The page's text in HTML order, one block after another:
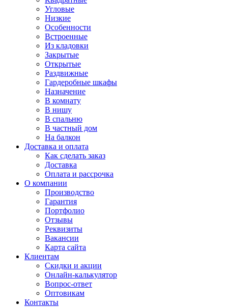
Угловые
Низкие
Особенности
Встроенные
Из кладовки
Закрытые
Открытые
Раздвижные
Гардеробные шкафы
Назначение
В комнату
В нишу
В спальню
В частный дом
На балкон
Доставка и оплата
Как сделать заказ
Доставка
Оплата и рассрочка
О компании
Производство
Гарантия
Портфолио
Отзывы
Реквизиты
Вакансии
Карта сайта
Клиентам
Скидки и акции
Онлайн-калькулятор
Вопрос-ответ
Оптовикам
Контакты